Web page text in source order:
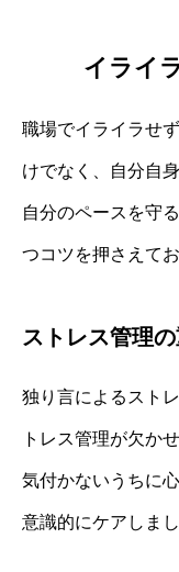
イライ
職場でイライラせ
けでなく、自分自
自分のペースを守
つコツを押さえて
ストレス管理
独り言によるスト
トレス管理が欠か
気付かないうちに
意識的にケアしまし